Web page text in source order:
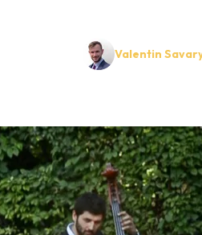
Valentin